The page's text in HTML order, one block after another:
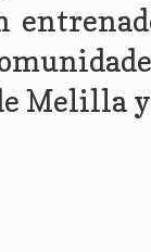
Melilla